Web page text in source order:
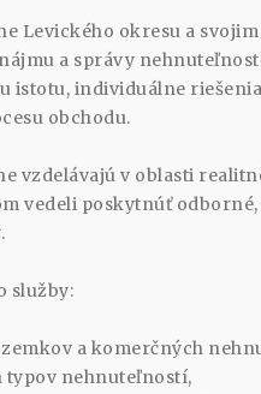
Levického okresu a
a správy
istotu, individuálne
obchodu.
vzdelávajú v oblasti
vedeli poskytnúť odborné,
služby:
a komerčných
typov nehnuteľností,